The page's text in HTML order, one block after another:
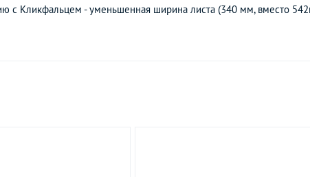
с Кликфальцем - уменьшенная ширина листа (340 мм, вместо